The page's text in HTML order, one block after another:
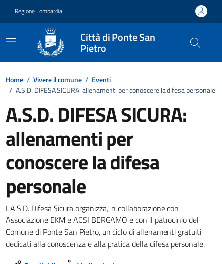
Regione Lombardia
Città di Ponte San
Pietro
Home / Vivere il comune / Eventi
/ A.S.D. DIFESA SICURA: allenamenti per conoscere la difesa personale
A.S.D. DIFESA SICURA:
allenamenti per
conoscere la difesa
personale
Dettagli della notizia
L'A.S.D. Difesa Sicura organizza, in collaborazione con
Associazione EKM e ACSI BERGAMO e con il patrocinio del
Comune di Ponte San Pietro, un ciclo di allenamenti gratuiti
dedicati alla conoscenza e alla pratica della difesa personale.